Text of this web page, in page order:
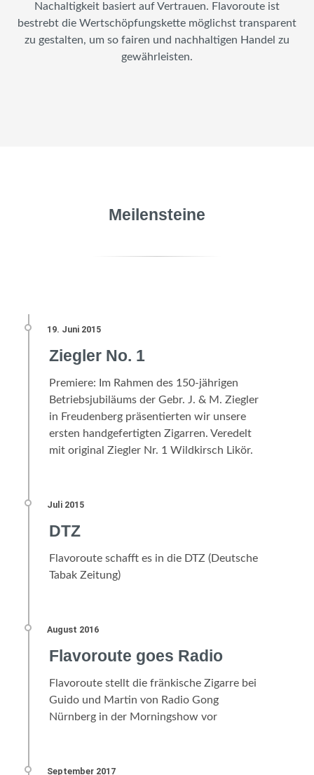
Nachaltigkeit basiert auf Vertrauen. Flavoroute ist
bestrebt die Wertschöpfungskette möglichst transparent
zu gestalten, um so fairen und nachhaltigen Handel zu
gewährleisten.
Meilensteine
Ziegler No. 1
Premiere: Im Rahmen des 150-jährigen
Betriebsjubiläums der Gebr. J. & M. Ziegler
in Freudenberg präsentierten wir unsere
ersten handgefertigten Zigarren. Veredelt
mit original Ziegler Nr. 1 Wildkirsch Likör.
DTZ
Flavoroute schafft es in die DTZ (Deutsche
Tabak Zeitung)
Flavoroute goes Radio
Flavoroute stellt die fränkische Zigarre bei
Guido und Martin von Radio Gong
Nürnberg in der Morningshow vor